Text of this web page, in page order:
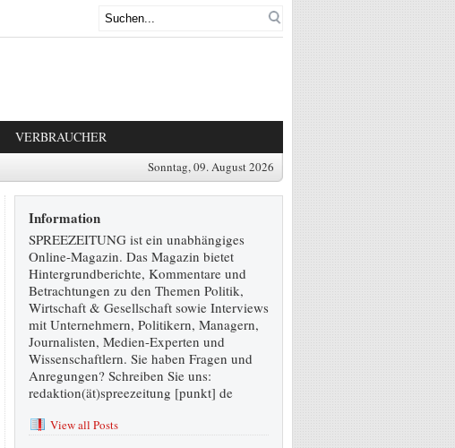
VERBRAUCHER
Sonntag, 09. August 2026
Information
SPREEZEITUNG ist ein unabhängiges
Online-Magazin. Das Magazin bietet
Hintergrundberichte, Kommentare und
Betrachtungen zu den Themen Politik,
Wirtschaft & Gesellschaft sowie Interviews
mit Unternehmern, Politikern, Managern,
Journalisten, Medien-Experten und
Wissenschaftlern. Sie haben Fragen und
Anregungen? Schreiben Sie uns:
redaktion(ät)spreezeitung [punkt] de
View all Posts